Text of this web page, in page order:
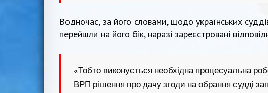
Водночас, за його словами, щодо українських
перейшли на його бік, наразі зареєстровані
«Тобто виконується необхідна процесуальна
ВРП рішення про дачу згоди на обрання судді